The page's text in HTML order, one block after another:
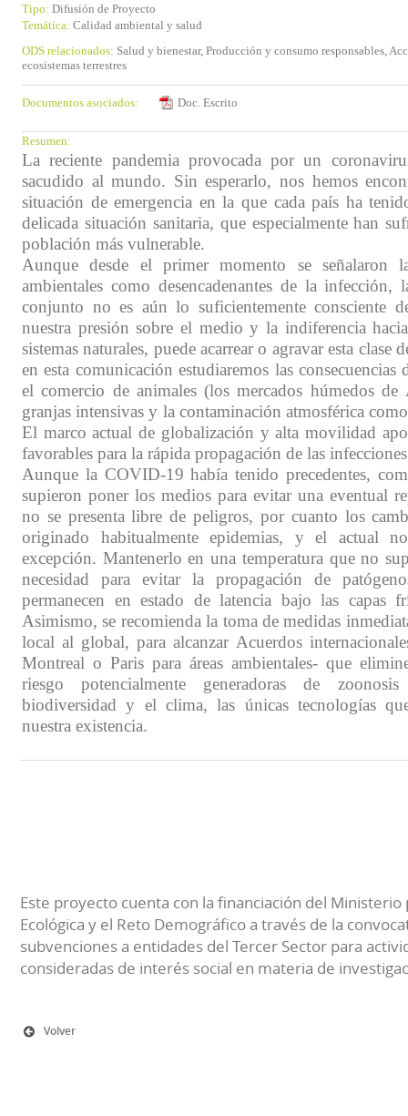
Tipo: Difusión de Proyecto
Temática: Calidad ambiental y salud
ODS relacionados: Salud y bienestar, Producción y consumo responsables,
ecosistemas terrestres
Documentos asociados: Doc. Escrito
Resumen:
La reciente pandemia provocada por un
sacudido al mundo. Sin esperarlo, nos hemos
situación de emergencia en la que cada país ha
delicada situación sanitaria, que especialmente han
población más vulnerable.
Aunque desde el primer momento se señalaron
ambientales como desencadenantes de la
conjunto no es aún lo suficientemente consciente
nuestra presión sobre el medio y la indiferencia
sistemas naturales, puede acarrear o agravar esta clase
en esta comunicación estudiaremos las consecuencias
el comercio de animales (los mercados húmedos
granjas intensivas y la contaminación atmosférica
El marco actual de globalización y alta movilidad
favorables para la rápida propagación de las
Aunque la COVID-19 había tenido precedentes,
supieron poner los medios para evitar una eventual
no se presenta libre de peligros, por cuanto los
originado habitualmente epidemias, y el actual no
excepción. Mantenerlo en una temperatura que no
necesidad para evitar la propagación de
permanecen en estado de latencia bajo las capas
Asimismo, se recomienda la toma de medidas
local al global, para alcanzar Acuerdos
Montreal o Paris para áreas ambientales- que
riesgo potencialmente generadoras de
biodiversidad y el clima, las únicas tecnologías
nuestra existencia.
Este proyecto cuenta con la financiación del Ministerio
Ecológica y el Reto Demográfico a través de la
subvenciones a entidades del Tercer Sector para
consideradas de interés social en materia de
Volver